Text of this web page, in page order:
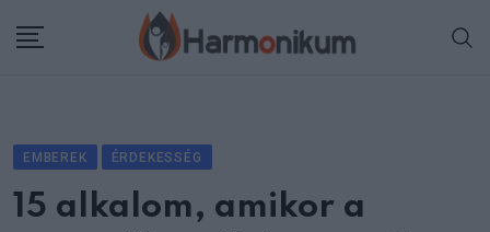
EMBEREK ÉRDEKESSÉG
15 alkalom, amikor a